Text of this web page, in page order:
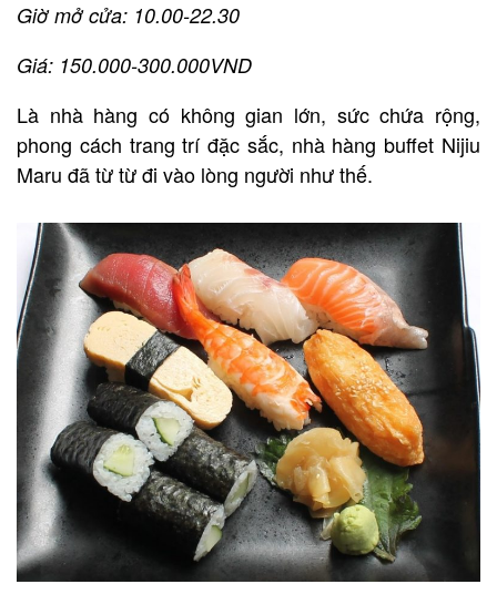
Giờ mở cửa: 10.00-22.30
Giá: 150.000-300.000VND
Là nhà hàng có không gian lớn, sức chứa rộng,
phong cách trang trí đặc sắc, nhà hàng buffet Nijiu
Maru đã từ từ đi vào lòng người như thế.